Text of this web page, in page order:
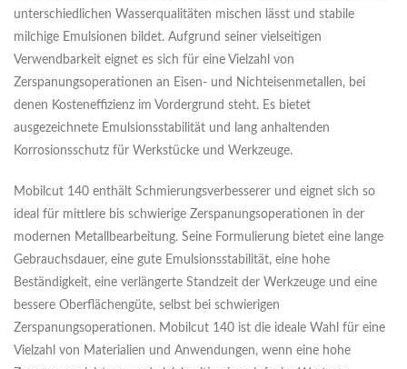
unterschiedlichen Wasserqualitäten mischen lässt und stabile
milchige Emulsionen bildet. Aufgrund seiner vielseitigen
Verwendbarkeit eignet es sich für eine Vielzahl von
Zerspanungsoperationen an Eisen- und Nichteisenmetallen, bei
denen Kosteneffizienz im Vordergrund steht. Es bietet
ausgezeichnete Emulsionsstabilität und lang anhaltenden
Korrosionsschutz für Werkstücke und Werkzeuge.
Mobilcut 140 enthält Schmierungsverbesserer und eignet sich so
ideal für mittlere bis schwierige Zerspanungsoperationen in der
modernen Metallbearbeitung. Seine Formulierung bietet eine lange
Gebrauchsdauer, eine gute Emulsionsstabilität, eine hohe
Beständigkeit, eine verlängerte Standzeit der Werkzeuge und eine
bessere Oberflächengüte, selbst bei schwierigen
Zerspanungsoperationen. Mobilcut 140 ist die ideale Wahl für eine
Vielzahl von Materialien und Anwendungen, wenn eine hohe